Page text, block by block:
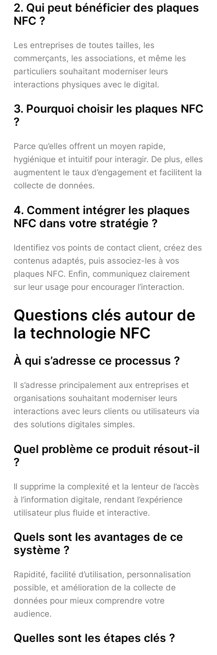
2. Qui peut bénéficier des plaques
NFC ?
Les entreprises de toutes tailles, les
commerçants, les associations, et même les
particuliers souhaitant moderniser leurs
interactions physiques avec le digital.
3. Pourquoi choisir les plaques NFC
?
Parce qu’elles offrent un moyen rapide,
hygiénique et intuitif pour interagir. De plus, elles
augmentent le taux d’engagement et facilitent la
collecte de données.
4. Comment intégrer les plaques
NFC dans votre stratégie ?
Identifiez vos points de contact client, créez des
contenus adaptés, puis associez-les à vos
plaques NFC. Enfin, communiquez clairement
sur leur usage pour encourager l’interaction.
Questions clés autour de
la technologie NFC
À qui s’adresse ce processus ?
Il s’adresse principalement aux entreprises et
organisations souhaitant moderniser leurs
interactions avec leurs clients ou utilisateurs via
des solutions digitales simples.
Quel problème ce produit résout-il
?
Il supprime la complexité et la lenteur de l’accès
à l’information digitale, rendant l’expérience
utilisateur plus fluide et interactive.
Quels sont les avantages de ce
système ?
Rapidité, facilité d’utilisation, personnalisation
possible, et amélioration de la collecte de
données pour mieux comprendre votre
audience.
Quelles sont les étapes clés ?